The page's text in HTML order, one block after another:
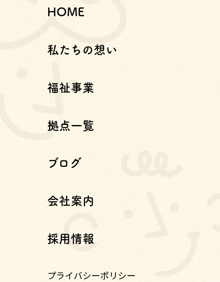
HOME
私たちの想い
福祉事業
拠点一覧
ブログ
会社案内
採用情報
プライバシーポリシー